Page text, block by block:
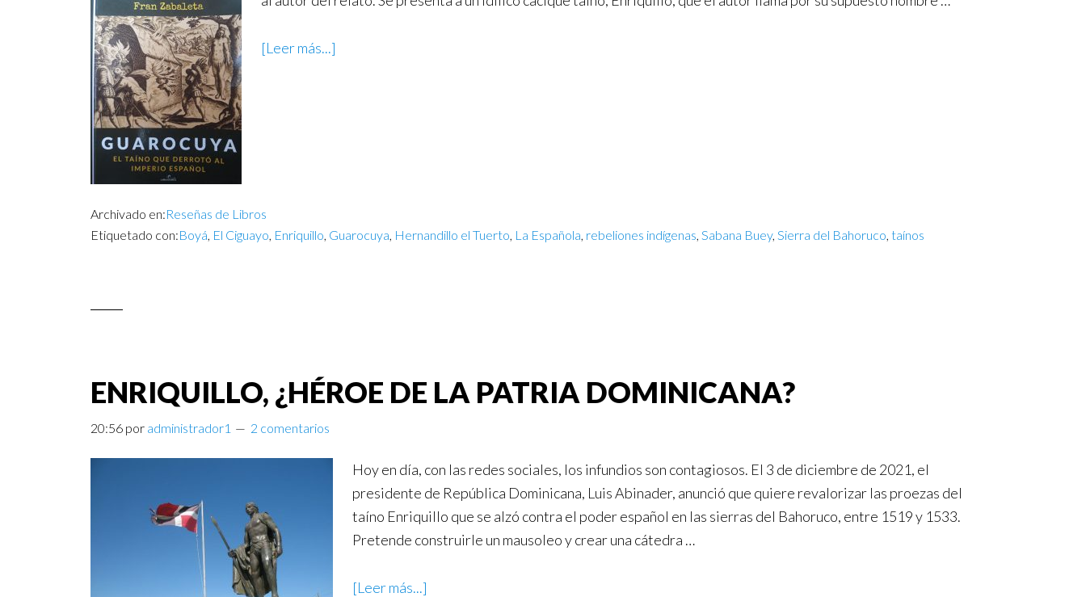
[Leer más...]
Archivado en:Reseñas de Libros
Etiquetado con:Boyá, El Ciguayo, Enriquillo, Guarocuya, Hernandillo el Tuerto, La Española, rebeliones indígenas, Sabana Buey, Sierra del Bahoruco, taínos
ENRIQUILLO, ¿HÉROE DE LA PATRIA DOMINICANA?
20:56 por administrador1 2 comentarios
Hoy en día, con las redes sociales, los infundios son contagiosos. El 3 de diciembre de 2021, el
presidente de República Dominicana, Luis Abinader, anunció que quiere revalorizar las proezas del
taíno Enriquillo que se alzó contra el poder español en las sierras del Bahoruco, entre 1519 y 1533.
Pretende construirle un mausoleo y crear una cátedra …
[Leer más...]